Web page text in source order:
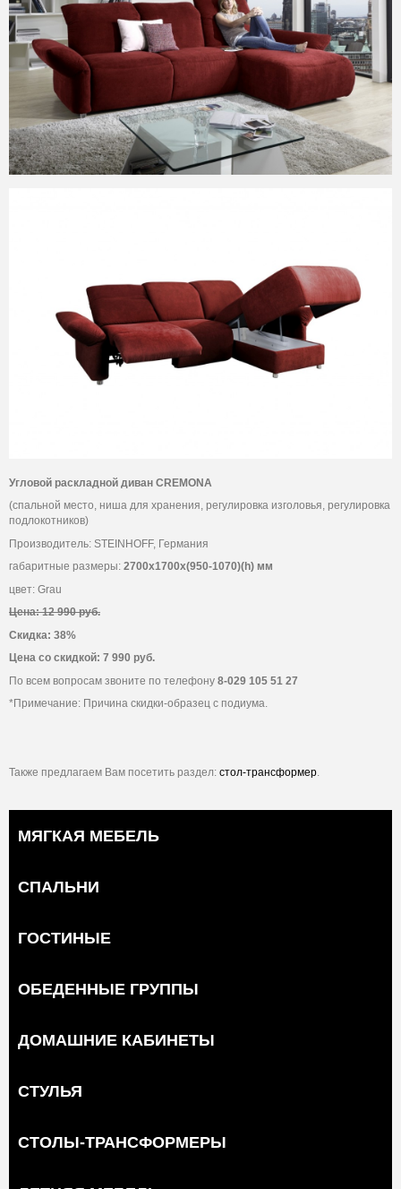
Угловой раскладной диван CREMONA
(спальной место, ниша для хранения, регулировка изголовья, регулировка
подлокотников)
Производитель: STEINHOFF, Германия
габаритные размеры: 2700х1700х(950-1070)(h) мм
цвет: Grau
Цена: 12 990 руб.
Скидка: 38%
Цена со скидкой: 7 990 руб.
По всем вопросам звоните по телефону 8-029 105 51 27
*Примечание: Причина скидки-образец с подиума.
Также предлагаем Вам посетить раздел: стол-трансформер.
МЯГКАЯ МЕБЕЛЬ
СПАЛЬНИ
ГОСТИНЫЕ
ОБЕДЕННЫЕ ГРУППЫ
ДОМАШНИЕ КАБИНЕТЫ
СТУЛЬЯ
СТОЛЫ-ТРАНСФОРМЕРЫ